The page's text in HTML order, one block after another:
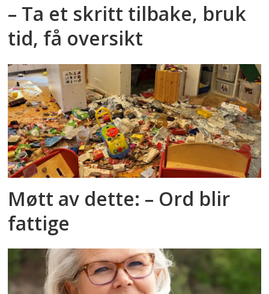
– Ta et skritt tilbake, bruk
tid, få oversikt
Møtt av dette: – Ord blir
fattige